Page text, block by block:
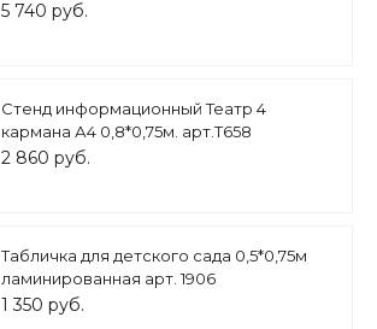
арт. 964
5 740 руб.
Стенд информационный Театр 4
кармана А4 0,8*0,75м. арт.Т658
2 860 руб.
Табличка для детского сада 0,5*0,75м
ламинированная арт. 1906
1 350 руб.